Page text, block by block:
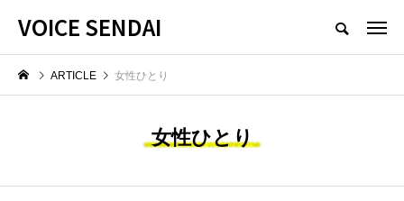
VOICE SENDAI
ARTICLE 女性ひとり
女性ひとり